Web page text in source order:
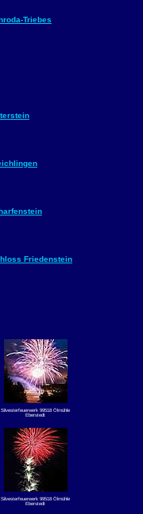
Triebes
Friedenstein
Silvesterfeuerwerk 99518 Ölmühle
Eberstedt
Silvesterfeuerwerk 99518 Ölmühle
Eberstedt